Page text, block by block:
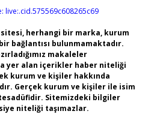
live:.cid.575569c608265c69
herhangi bir marka, kurum
bağlantısı bulunmamaktadır.
makaleler
yer alan içerikler haber niteliği
kurum ve kişiler hakkında
Gerçek kurum ve kişiler ile isim
Sitemizdeki bilgiler
niteliği taşımazlar.